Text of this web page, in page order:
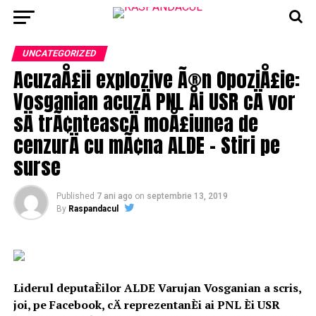
UNCATEGORIZED
AcuzaÅ£ii explozive Ã®n OpoziÅ£ie:
Vosganian acuzÄ PNL Åi USR cÄ vor
sÄ trÃ¢nteascÄ moÅ£iunea de
cenzurÄ cu mÃ¢na ALDE – Stiri pe
surse
Published 7 ani ago on septembrie 13, 2019
By Raspandacul
Liderul deputaÈilor ALDE Varujan Vosganian a scris,
joi, pe Facebook, cÄ reprezentanÈi ai PNL Èi USR